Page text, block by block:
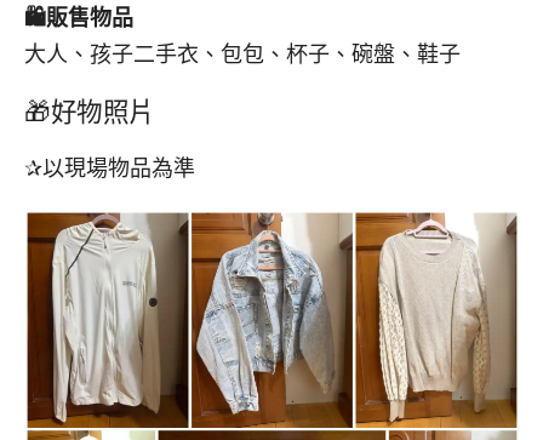
🛍️販售物品
大人、孩子二手衣、包包、杯子、碗盤、鞋子
🎁好物照片
✰以現場物品為準